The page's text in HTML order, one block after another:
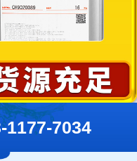
1177-7034